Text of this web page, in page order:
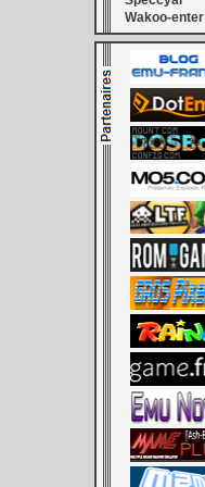
Wakoo-enter